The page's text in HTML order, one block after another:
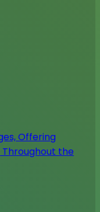
Offering
Throughout the